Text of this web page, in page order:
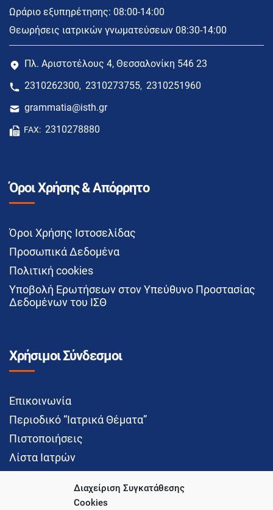
Διαχείριση Συγκατάθεσης
Cookies
Ωράριο εξυπηρέτησης: 08:00-14:00
Θεωρήσεις ιατρικών γνωματεύσεων 08:30-14:00
Πλ. Αριστοτέλους 4, Θεσσαλονίκη 546 23
2310262300, 2310273755, 2310251960
grammatia@isth.gr
FAX: 2310278880
Όροι Χρήσης & Απόρρητο
Όροι Χρήσης Ιστοσελίδας
Προσωπικά Δεδομένα
Πολιτική cookies
Υποβολή Ερωτήσεων στον Υπεύθυνο Προστασίας
Δεδομένων του ΙΣΘ
Χρήσιμοι Σύνδεσμοι
Επικοινωνία
Περιοδικό “Ιατρικά Θέματα”
Πιστοποιήσεις
Λίστα Ιατρών